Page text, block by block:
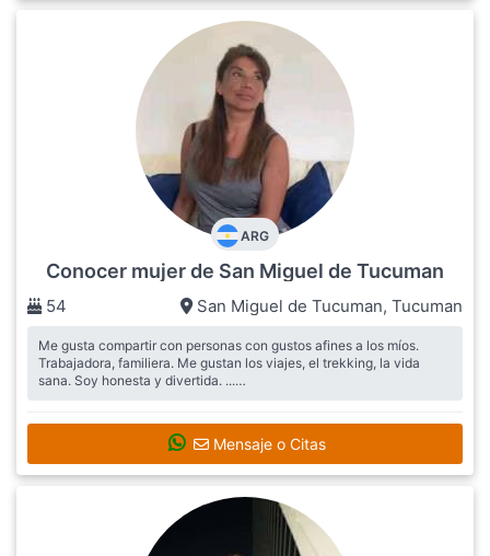
ARG
Conocer mujer de San Miguel de Tucuman
54 San Miguel de Tucuman, Tucuman
Me gusta compartir con personas con gustos afines a los míos.
Trabajadora, familiera. Me gustan los viajes, el trekking, la vida
sana. Soy honesta y divertida. ...
Mensaje o Citas